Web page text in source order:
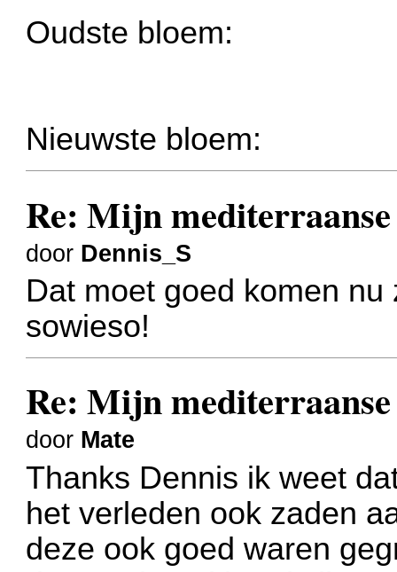
Oudste bloem:
Nieuwste bloem:
Re: Mijn
door Dennis_S
Dat moet goed komen
sowieso!
Re: Mijn
door Mate
Thanks Dennis ik weet
het verleden ook zaden
deze ook goed waren